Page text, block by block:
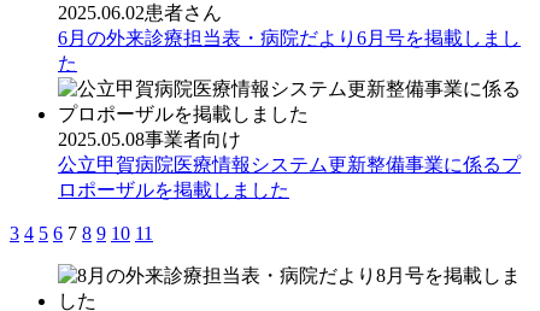
2025.06.02患者さん
6月の外来診療担当表・病院だより6月号を掲載しまし
た
2025.05.08事業者向け
公立甲賀病院医療情報システム更新整備事業に係るプ
ロポーザルを掲載しました
3 4 5 6 7 8 9 10 11